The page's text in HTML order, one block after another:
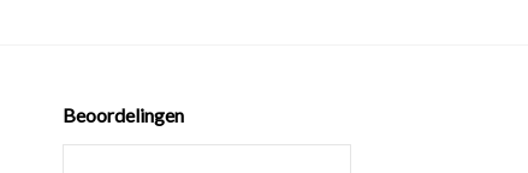
Beoordelingen